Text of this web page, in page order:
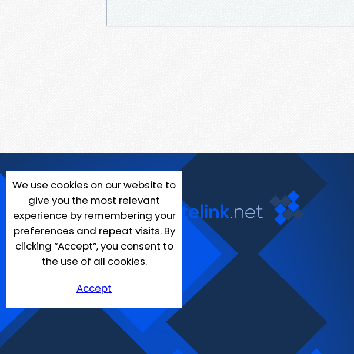
We use cookies on our website to
give you the most relevant
experience by remembering your
preferences and repeat visits. By
clicking “Accept”, you consent to
the use of all cookies.
Accept